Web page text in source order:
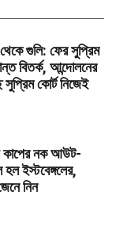
গুলি: ফের সুপ্রিম
বিতর্ক, আন্দোলনের
কোর্ট নিজেই
কাপের নক আউট-
ইস্টবেঙ্গলের,
নিন